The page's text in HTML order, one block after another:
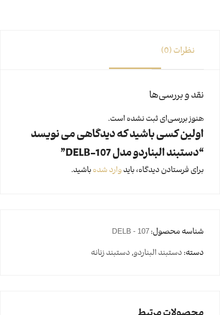
نظرات (0)
نقد و بررسی‌ها
هنوز بررسی‌ای ثبت نشده است.
اولین کسی باشید که دیدگاهی می نویسد
“دستبند البناردو مدل 107-DELB”
برای فرستادن دیدگاه، بایدوارد شده باشید.
شناسه محصول: DELB - 107
دسته: دستبند البناردو,دستبند زنانه